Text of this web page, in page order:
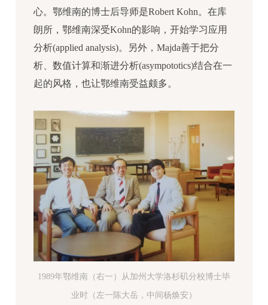
心。鄂维南的博士后导师是Robert Kohn。在库
朗所，鄂维南深受Kohn的影响，开始学习应用
分析(applied analysis)。另外，Majda善于把分
析、数值计算和渐进分析(asympototics)结合在一
起的风格，也让鄂维南受益颇多。
1989年鄂维南（右一）从加州大学洛杉矶分校博士毕
业时（左一陈大岳，中间杨焕安）